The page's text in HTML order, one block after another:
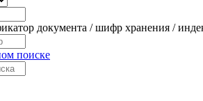
документа / шифр хранения /
поиске